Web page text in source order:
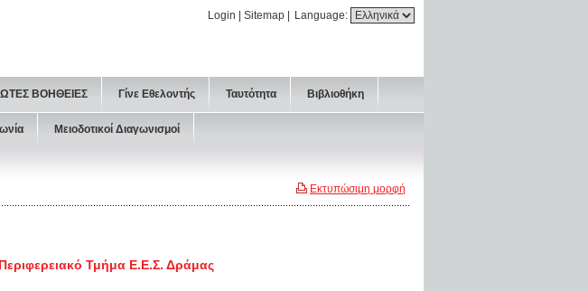
Language:
Login Sitemap
ΒΟΗΘΕΙΕΣ Γίνε Εθελοντής Ταυτότητα Βιβλιοθήκη
Μειοδοτικοί Διαγωνισμοί
Εκτυπώσιμη μορφή
Τμήμα Ε.Ε.Σ. Δράμας